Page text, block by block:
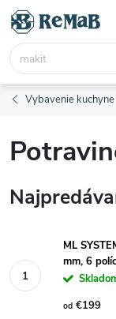
Prejsť
obsah
Vybavenie kuchyne
ML
mm, 6 políc
od €199